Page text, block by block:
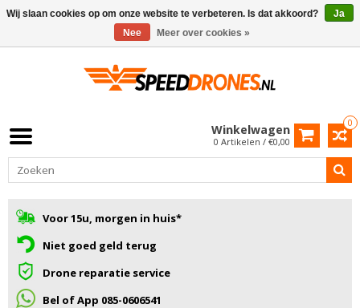
0
Winkelwagen
0 Artikelen / €0,00
Voor 15u, morgen in huis*
Niet goed geld terug
Drone reparatie service
Bel of App 085-0606541
Wij slaan cookies op om onze website te verbeteren. Is dat akkoord?
Ja
Nee
Meer over cookies »